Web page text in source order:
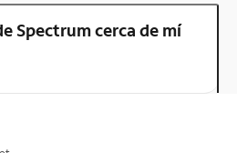
Spectrum cerca de mí